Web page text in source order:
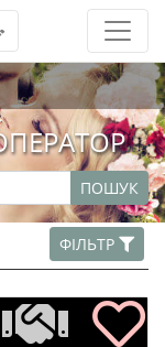
ПОШУК
ФІЛЬТР